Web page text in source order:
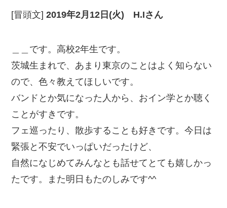
[冒頭文]2019年2月12日(火) H.Iさん
＿＿です。高校2年生です。
茨城生まれで、あまり東京のことはよく知らない
ので、色々教えてほしいです。
バンドとか気になった人から、おイン学とか聴く
ことがすきです。
フェ巡ったり、散歩することも好きです。今日は
緊張と不安でいっぱいだったけど、
自然になじめてみんなとも話せてとても嬉しかっ
たです。また明日もたのしみです^^